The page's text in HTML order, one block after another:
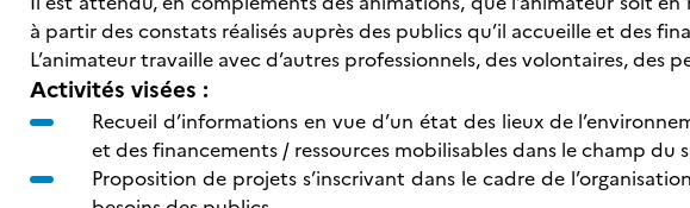
à partir des constats réalisés auprès des publics qu’il accueille et des
L’animateur travaille avec d’autres professionnels, des volontaires, des
Activités visées :
Recueil d’informations en vue d’un état des lieux de
et des financements / ressources mobilisables dans le champ du
Proposition de projets s’inscrivant dans le cadre de